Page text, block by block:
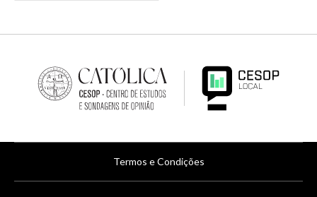
de
Termos e Condições